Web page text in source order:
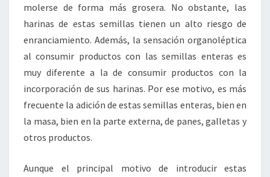
molerse de forma más grosera. No obstante, las
harinas de estas semillas tienen un alto riesgo de
enranciamiento. Además, la sensación organoléptica
al consumir productos con las semillas enteras es
muy diferente a la de consumir productos con la
incorporación de sus harinas. Por ese motivo, es más
frecuente la adición de estas semillas enteras, bien en
la masa, bien en la parte externa, de panes, galletas y
otros productos.
Aunque el principal motivo de introducir estas